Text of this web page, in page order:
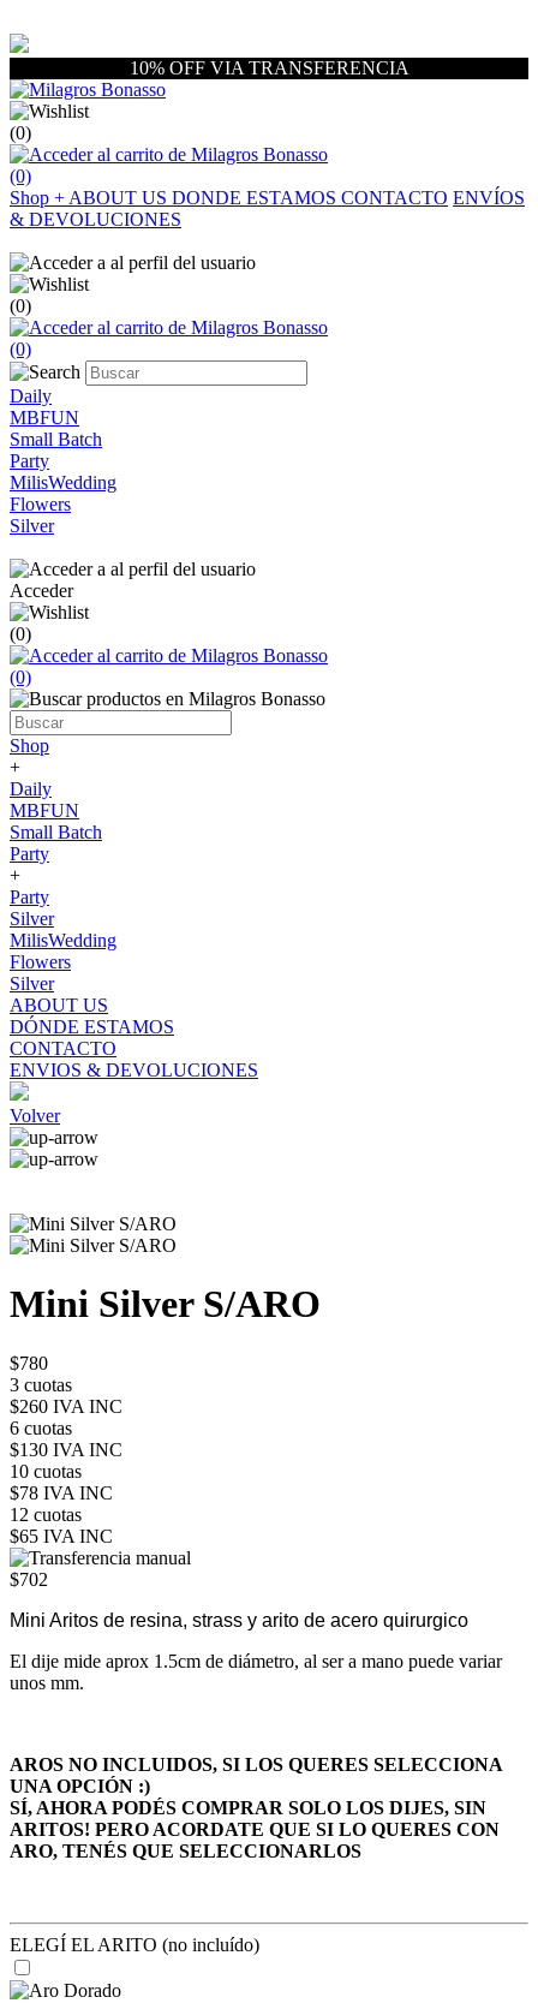
10% OFF VIA TRANSFERENCIA
(0)
(0)
Shop + ABOUT US DONDE ESTAMOS CONTACTO ENVÍOS
& DEVOLUCIONES
(0)
(0)
Daily
MBFUN
Small Batch
Party
MilisWedding
Flowers
Silver
Acceder
(0)
(0)
Shop
+
Daily
MBFUN
Small Batch
Party
+
Party
Silver
MilisWedding
Flowers
Silver
ABOUT US
DÓNDE ESTAMOS
CONTACTO
ENVIOS & DEVOLUCIONES
Volver
Mini Silver S/ARO
$780
3 cuotas
$260 IVA INC
6 cuotas
$130 IVA INC
10 cuotas
$78 IVA INC
12 cuotas
$65 IVA INC
$702
Mini Aritos de resina, strass y arito de acero quirurgico
El dije mide aprox 1.5cm de diámetro, al ser a mano puede variar
unos mm.
AROS NO INCLUIDOS, SI LOS QUERES SELECCIONA
UNA OPCIÓN :)
SÍ, AHORA PODÉS COMPRAR SOLO LOS DIJES, SIN
ARITOS! PERO ACORDATE QUE SI LO QUERES CON
ARO, TENÉS QUE SELECCIONARLOS
ELEGÍ EL ARITO (no incluído)